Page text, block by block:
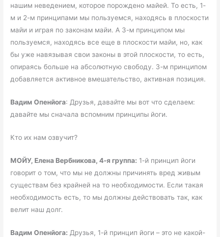
нашим неведением, которое порождено майей. То есть, 1-
м и 2-м принципами мы пользуемся, находясь в плоскости
майи и играя по законам майи. А 3-м принципом мы
пользуемся, находясь все еще в плоскости майи, но, как
бы уже навязывая свои законы в этой плоскости, то есть,
опираясь больше на абсолютную свободу. 3-м принципом
добавляется активное вмешательство, активная позиция.
Вадим Опенйога: Друзья, давайте мы вот что сделаем:
давайте мы сначала вспомним принципы йоги.
Кто их нам озвучит?
МОЙУ, Елена Вербникова, 4-я группа: 1-й принцип йоги
говорит о том, что мы не должны причинять вред живым
существам без крайней на то необходимости. Если такая
необходимость есть, то мы должны действовать так, как
велит наш долг.
Вадим Опенйога: Друзья, 1-й принцип йоги – это не какой-